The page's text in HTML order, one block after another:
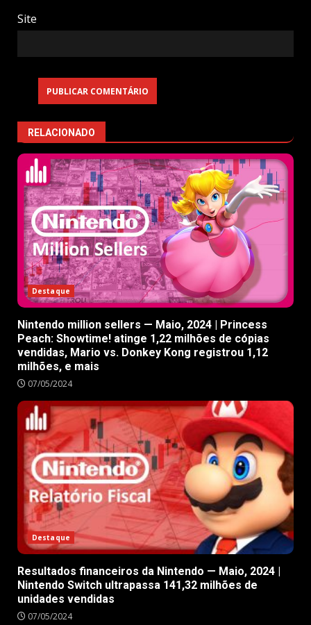
Site
RELACIONADO
Destaque
Nintendo million sellers — Maio, 2024 | Princess
Peach: Showtime! atinge 1,22 milhões de cópias
vendidas, Mario vs. Donkey Kong registrou 1,12
milhões, e mais
07/05/2024
Destaque
Resultados financeiros da Nintendo — Maio, 2024 |
Nintendo Switch ultrapassa 141,32 milhões de
unidades vendidas
07/05/2024